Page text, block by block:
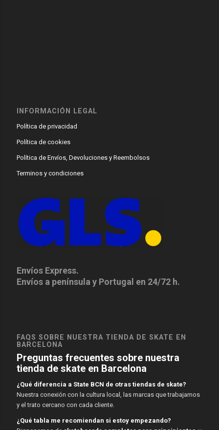
INFORMACIÓN LEGAL
Política de privacidad
Política de cookies
Política de Envíos, Devoluciones y Reembolsos
Terminos y condiciones
Envíos Express.
Envíos a península y Portugal en 24/72 h.
FAQS SOBRE NUESTRA TIENDA DE SKATE EN
BARCELONA
Preguntas frecuentes sobre nuestra
tienda de skate en Barcelona
¿Qué diferencia a State BCN de otras tiendas de skate?
Nuestra conexión con la cultura local, las marcas que trabajamos
y el trato cercano con cada cliente.
¿Qué tabla me recomiendan si estoy empezando?